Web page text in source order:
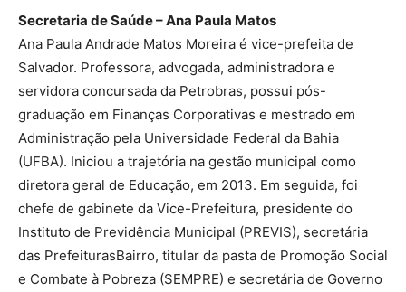
Secretaria de Saúde – Ana Paula Matos
Ana Paula Andrade Matos Moreira é vice-prefeita de
Salvador. Professora, advogada, administradora e
servidora concursada da Petrobras, possui pós-
graduação em Finanças Corporativas e mestrado em
Administração pela Universidade Federal da Bahia
(UFBA). Iniciou a trajetória na gestão municipal como
diretora geral de Educação, em 2013. Em seguida, foi
chefe de gabinete da Vice-Prefeitura, presidente do
Instituto de Previdência Municipal (PREVIS), secretária
das PrefeiturasBairro, titular da pasta de Promoção Social
e Combate à Pobreza (SEMPRE) e secretária de Governo